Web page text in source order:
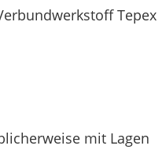
Tepex
mit Lagen